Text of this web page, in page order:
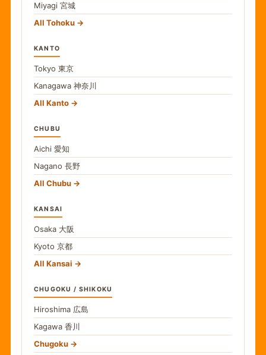
Miyagi 宮城
All Tohoku
KANTO
Tokyo 東京
Kanagawa 神奈川
All Kanto
CHUBU
Aichi 愛知
Nagano 長野
All Chubu
KANSAI
Osaka 大阪
Kyoto 京都
All Kansai
CHUGOKU / SHIKOKU
Hiroshima 広島
Kagawa 香川
Chugoku